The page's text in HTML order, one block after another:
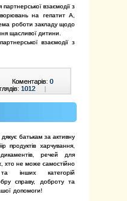
взаємодії з
на гепатит А,
роботи закладу щодо
щасливої дитини.
взаємодії з
Коментарів: 0
1012 |
батькам за активну
продуктів харчування,
речей для
хто не може самостійно
інших категорій
справу, доброту та
допомоги!